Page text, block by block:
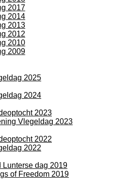
2017
2014
2013
2012
2010
2009
2025
2024
2023
Vlegeldag 2023
2022
2022
Lunterse dag 2019
of Freedom 2019